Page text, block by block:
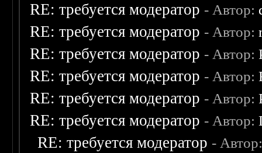
RE: требуется модератор - Автор:
RE: требуется модератор - Автор:
RE: требуется модератор - Автор:
RE: требуется модератор - Автор:
RE: требуется модератор - Автор:
RE: требуется модератор - Автор:
RE: требуется модератор -